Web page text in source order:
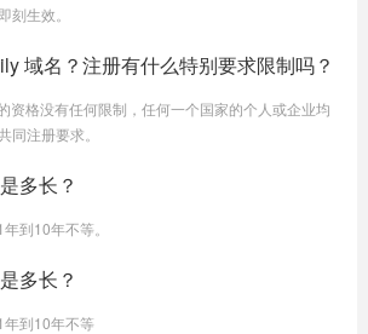
刻生效。
域名？注册有什么特别要求限制吗？
资格没有任何限制，任何一个国家的个人或企业均
同注册要求。
多长？
到10年不等。
多长？
年到10年不等